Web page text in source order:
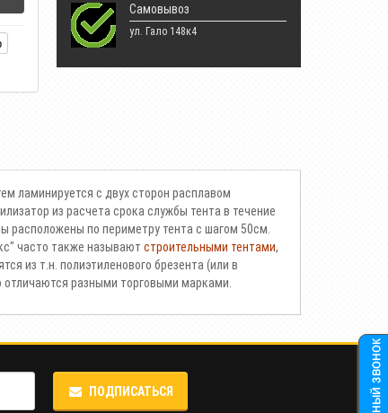
Самовывоз
ул. Гало 148к4
ламинируется с двух сторон расплавом
из расчета срока службы тента в течение
расположены по периметру тента с шагом 50см.
часто также называют строительными тентами,
из т.н. полиэтиленового брезента (или в
отличаются разными торговыми марками.
ПОДПИСАТЬСЯ